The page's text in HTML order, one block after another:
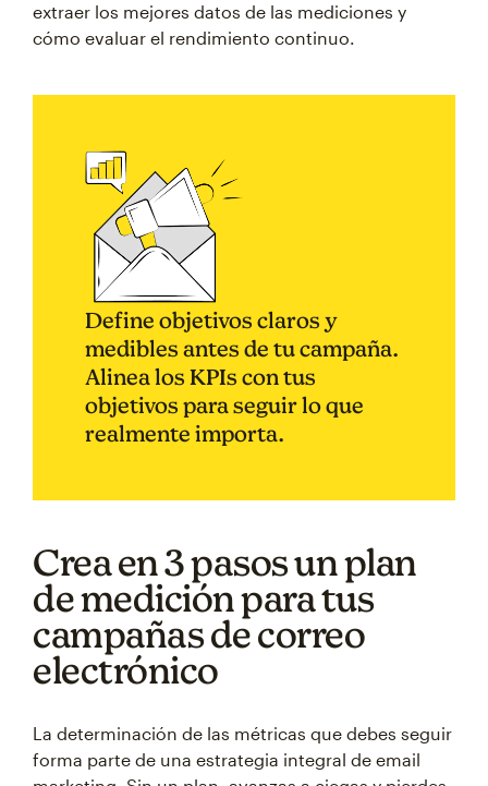
extraer los mejores datos de las mediciones y
cómo evaluar el rendimiento continuo.
Define objetivos claros y
medibles antes de tu campaña.
Alinea los KPIs con tus
objetivos para seguir lo que
realmente importa.
Crea en 3 pasos un plan
de medición para tus
campañas de correo
electrónico
La determinación de las métricas que debes seguir
forma parte de una estrategia integral de email